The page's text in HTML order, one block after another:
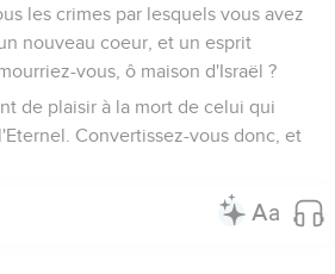
les crimes par lesquels vous avez
nouveau coeur, et un esprit
vous, ô maison d'Israël ?
de plaisir à la mort de celui qui
Convertissez-vous donc, et